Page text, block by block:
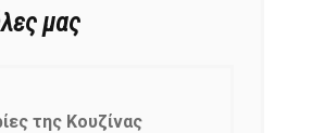
μας
της Κουζίνας